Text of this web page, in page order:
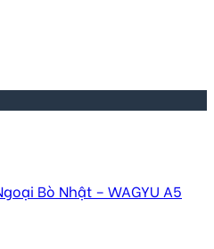
Bò Nhật – WAGYU A5